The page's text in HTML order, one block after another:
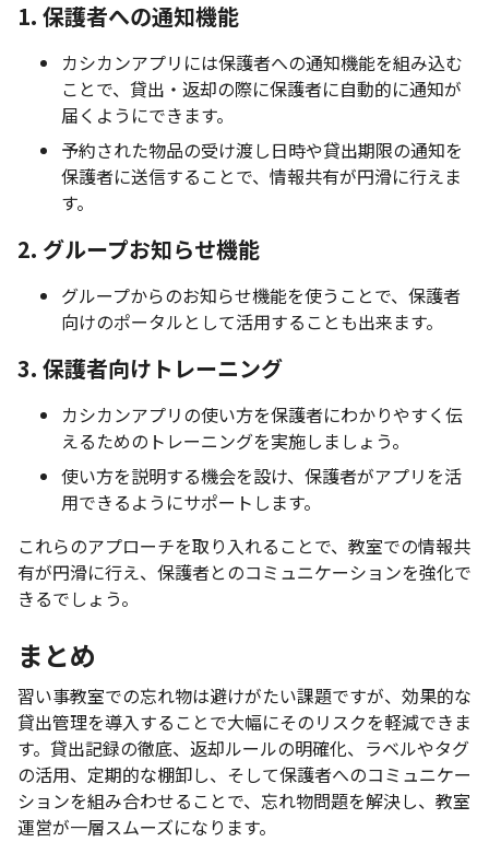
1. 保護者への通知機能
カシカンアプリには保護者への通知機能を組み込む
ことで、貸出・返却の際に保護者に自動的に通知が
届くようにできます。
予約された物品の受け渡し日時や貸出期限の通知を
保護者に送信することで、情報共有が円滑に行えま
す。
2. グループお知らせ機能
グループからのお知らせ機能を使うことで、保護者
向けのポータルとして活用することも出来ます。
3. 保護者向けトレーニング
カシカンアプリの使い方を保護者にわかりやすく伝
えるためのトレーニングを実施しましょう。
使い方を説明する機会を設け、保護者がアプリを活
用できるようにサポートします。
これらのアプローチを取り入れることで、教室での情報共
有が円滑に行え、保護者とのコミュニケーションを強化で
きるでしょう。
まとめ
習い事教室での忘れ物は避けがたい課題ですが、効果的な
貸出管理を導入することで大幅にそのリスクを軽減できま
す。貸出記録の徹底、返却ルールの明確化、ラベルやタグ
の活用、定期的な棚卸し、そして保護者へのコミュニケー
ションを組み合わせることで、忘れ物問題を解決し、教室
運営が一層スムーズになります。